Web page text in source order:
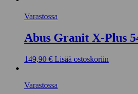
Varastossa
Abus Granit X-Plus
149,90 € Lisää ostoskoriin
Varastossa